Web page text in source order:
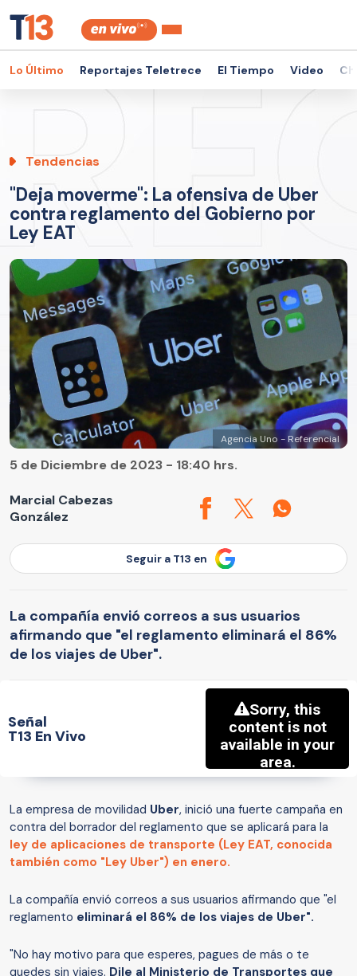
Lo Último Reportajes Teletrece El Tiempo Video
Tendencias
"Deja moverme": La ofensiva de Uber
contra reglamento del Gobierno por
Ley EAT
Agencia Uno - Referencial
Marcial Cabezas
González
5 de Diciembre de 2023 - 18:40 hrs.
Seguir a T13 en
La compañía envió correos a sus usuarios
afirmando que "el reglamento eliminará el 86%
de los viajes de Uber".
Señal
T13 En Vivo
La empresa de movilidad Uber, inició una fuerte campaña en
contra del borrador del reglamento que se aplicará para la
ley de aplicaciones de transporte (Ley EAT, conocida
también como "Ley Uber") en enero.
La compañía envió correos a sus usuarios afirmando que "el
reglamento eliminará el 86% de los viajes de Uber".
"No hay motivo para que esperes, pagues de más o te
quedes sin viajes. Dile al Ministerio de Transportes que